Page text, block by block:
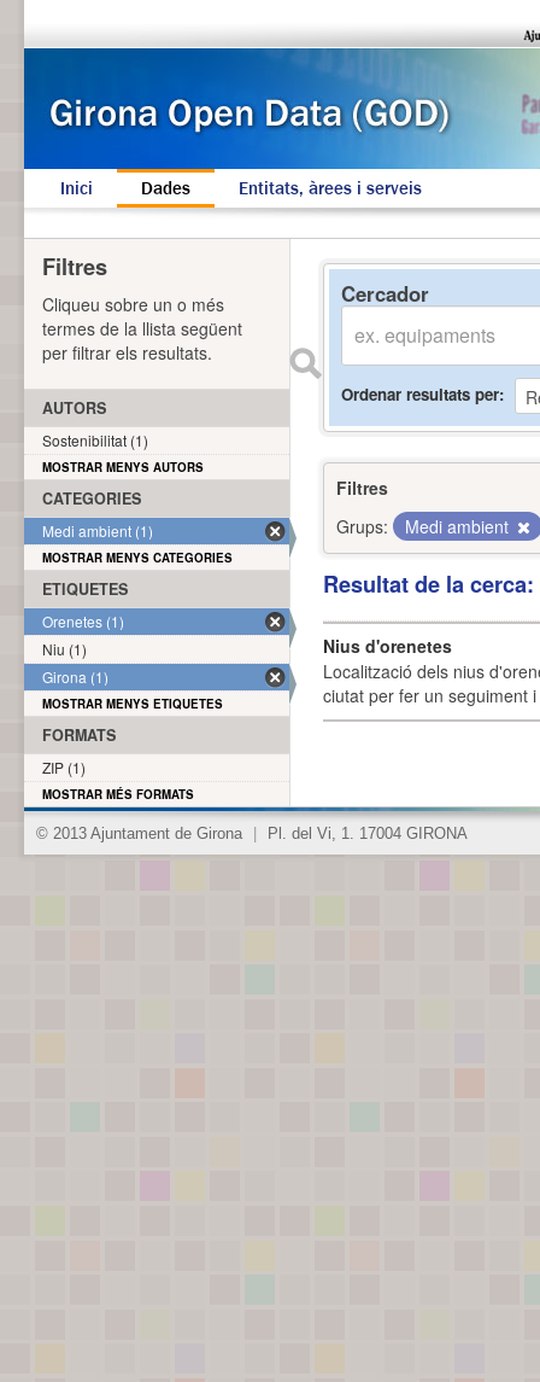
Inici Dades Entitats, àrees i serveis
Cercador
Ordenar resultats per
Filtres
Grups:
Medi ambient
Resultat de la
Nius d'orenetes
Localització dels nius
ciutat per fer un seguiment
Filtres
Cliqueu sobre un o més
termes de la llista següent
per filtrar els resultats.
AUTORS
Sostenibilitat (1)
MOSTRAR MENYS AUTORS
CATEGORIES
Medi ambient (1)
MOSTRAR MENYS CATEGORIES
ETIQUETES
Orenetes (1)
Niu (1)
Girona (1)
MOSTRAR MENYS ETIQUETES
FORMATS
ZIP (1)
MOSTRAR MÉS FORMATS
© 2013 Ajuntament de Girona Pl. del Vi, 1. 17004 GIRONA